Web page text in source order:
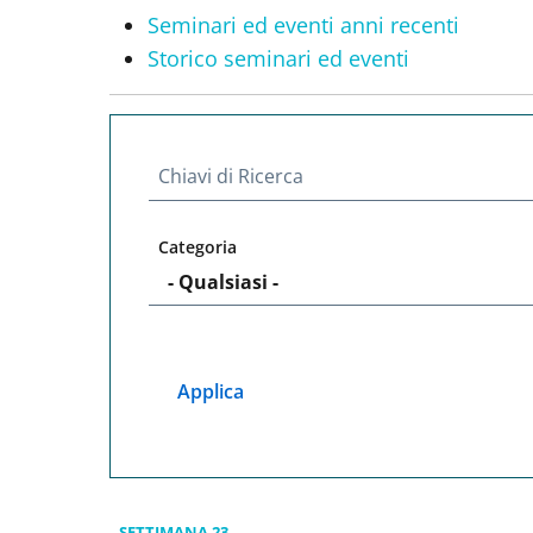
Seminari ed eventi anni recenti
Storico seminari ed eventi
Chiavi di Ricerca
Categoria